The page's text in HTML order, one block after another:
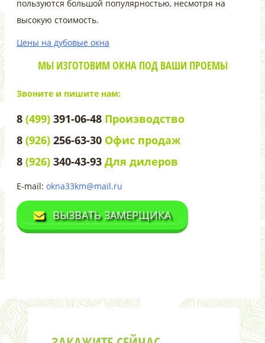
пользуются большой популярностью, несмотря на
высокую стоимость.
Цены на дубовые окна
МЫ ИЗГОТОВИМ ОКНА ПОД ВАШИ ПРОЕМЫ
Звоните и пишите нам:
8 (499) 391-06-48 Производство
8 (926) 256-63-30 Офис продаж
8 (926) 340-43-93 Для дилеров
E-mail: okna33km@mail.ru
ВЫЗВАТЬ ЗАМЕРЩИКА